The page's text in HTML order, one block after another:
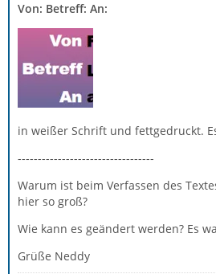
Von: Betreff: An:
in weißer Schrift und fettgedruckt.
----------------------------------
Warum ist beim Verfassen des
hier so groß?
Wie kann es geändert werden? Es
Grüße Neddy